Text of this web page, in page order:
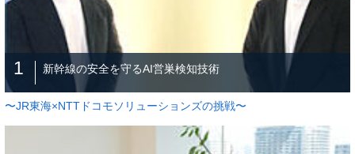
1 新幹線の安全を守るAI営巣検知技術
〜JR東海×NTTドコモソリューションズの挑戦〜